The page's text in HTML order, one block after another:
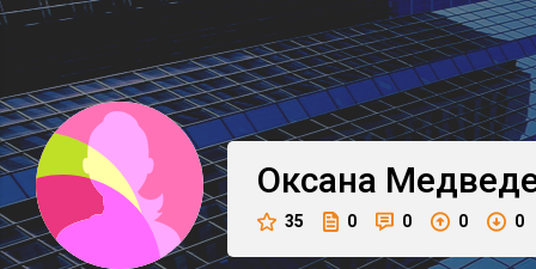
Оксана
35 0 0 0 0